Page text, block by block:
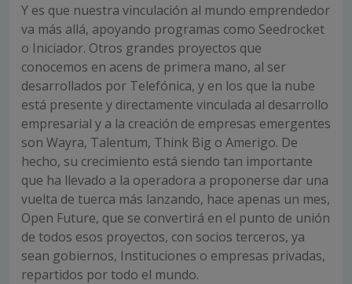
Y es que nuestra vinculación al mundo emprendedor
va más allá, apoyando programas como Seedrocket
o Iniciador. Otros grandes proyectos que
conocemos en acens de primera mano, al ser
desarrollados por Telefónica, y en los que la nube
está presente y directamente vinculada al desarrollo
empresarial y a la creación de empresas emergentes
son Wayra, Talentum, Think Big o Amerigo. De
hecho, su crecimiento está siendo tan importante
que ha llevado a la operadora a proponerse dar una
vuelta de tuerca más lanzando, hace apenas un mes,
Open Future, que se convertirá en el punto de unión
de todos esos proyectos, con socios terceros, ya
sean gobiernos, Instituciones o empresas privadas,
repartidos por todo el mundo.